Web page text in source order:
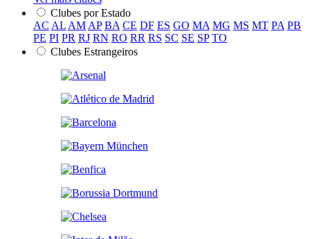
Clubes por Estado
AC AL AM AP BA CE DF ES GO MA MG MS MT PA PB
PE PI PR RJ RN RO RR RS SC SE SP TO
Clubes Estrangeiros